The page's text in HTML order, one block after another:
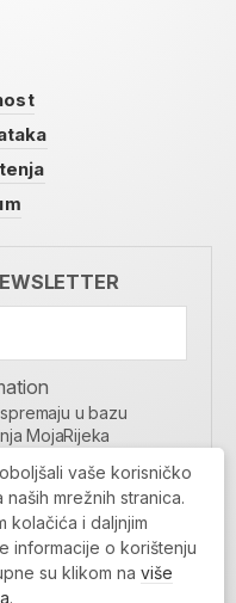
u bazu
MojaRijeka
vaše korisničko
mrežnih stranica.
kolačića i daljnjim
informacije o korištenju
su klikom na više
.